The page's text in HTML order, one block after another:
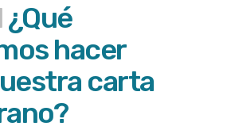
¿Qué
hacer
carta